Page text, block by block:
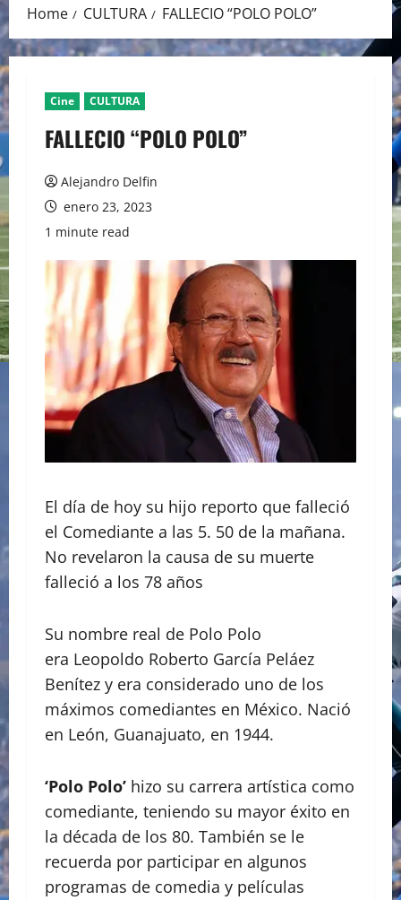
Home CULTURA FALLECIO “POLO POLO”
Cine CULTURA
FALLECIO “POLO POLO”
Alejandro Delfin
enero 23, 2023
1 minute read
El día de hoy su hijo reporto que falleció
el Comediante a las 5. 50 de la mañana.
No revelaron la causa de su muerte
falleció a los 78 años
Su nombre real de Polo Polo
era Leopoldo Roberto García Peláez
Benítez y era considerado uno de los
máximos comediantes en México. Nació
en León, Guanajuato, en 1944.
‘Polo Polo’ hizo su carrera artística como
comediante, teniendo su mayor éxito en
la década de los 80. También se le
recuerda por participar en algunos
programas de comedia y películas